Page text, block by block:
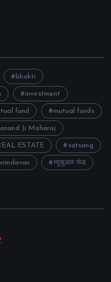
bhakti
investment
fund mutual funds
Ji Maharaj
ESTATE satsang
म्यूचुअल फंड